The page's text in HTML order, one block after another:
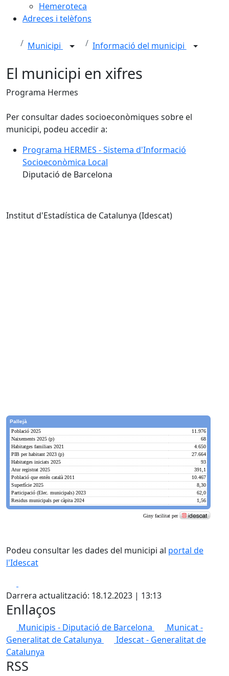
Hemeroteca
Adreces i telèfons
Municipi Informació del municipi
El municipi en xifres
Programa Hermes
Per consultar dades socioeconòmiques sobre el
municipi, podeu accedir a:
Programa HERMES - Sistema d'Informació
Socioeconòmica Local
Diputació de Barcelona
Institut d'Estadística de Catalunya (Idescat)
Podeu consultar les dades del municipi al portal de
l'Idescat
Darrera actualització: 18.12.2023 | 13:13
Enllaços
Municipis - Diputació de Barcelona
Municat -
Generalitat de Catalunya
Idescat - Generalitat de
Catalunya
RSS